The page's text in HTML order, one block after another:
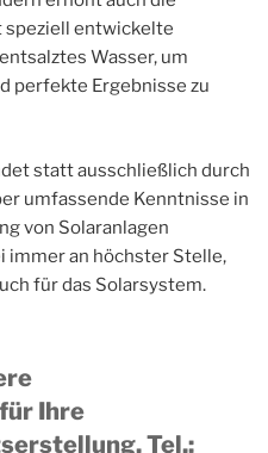
speziell entwickelte
Wasser, um
perfekte Ergebnisse zu
statt ausschließlich durch
umfassende Kenntnisse in
von Solaranlagen
immer an höchster Stelle,
für das Solarsystem.
Ihre
Tel.: